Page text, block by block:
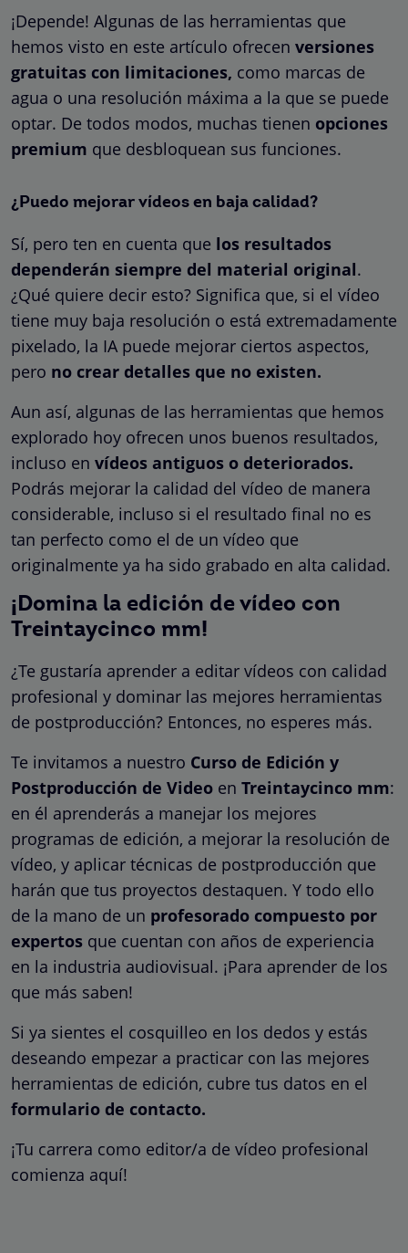
¡Depende! Algunas de las herramientas que
hemos visto en este artículo ofrecen versiones
gratuitas con limitaciones, como marcas de
agua o una resolución máxima a la que se puede
optar. De todos modos, muchas tienen opciones
premium que desbloquean sus funciones.
¿Puedo mejorar vídeos en baja calidad?
Sí, pero ten en cuenta que los resultados
dependerán siempre del material original.
¿Qué quiere decir esto? Significa que, si el vídeo
tiene muy baja resolución o está extremadamente
pixelado, la IA puede mejorar ciertos aspectos,
pero no crear detalles que no existen.
Aun así, algunas de las herramientas que hemos
explorado hoy ofrecen unos buenos resultados,
incluso en vídeos antiguos o deteriorados.
Podrás mejorar la calidad del vídeo de manera
considerable, incluso si el resultado final no es
tan perfecto como el de un vídeo que
originalmente ya ha sido grabado en alta calidad.
¡Domina la edición de vídeo con
Treintaycinco mm!
¿Te gustaría aprender a editar vídeos con calidad
profesional y dominar las mejores herramientas
de postproducción? Entonces, no esperes más.
Te invitamos a nuestro Curso de Edición y
Postproducción de Video en Treintaycinco mm:
en él aprenderás a manejar los mejores
programas de edición, a mejorar la resolución de
vídeo, y aplicar técnicas de postproducción que
harán que tus proyectos destaquen. Y todo ello
de la mano de un profesorado compuesto por
expertos que cuentan con años de experiencia
en la industria audiovisual. ¡Para aprender de los
que más saben!
Si ya sientes el cosquilleo en los dedos y estás
deseando empezar a practicar con las mejores
herramientas de edición, cubre tus datos en el
formulario de contacto.
¡Tu carrera como editor/a de vídeo profesional
comienza aquí!